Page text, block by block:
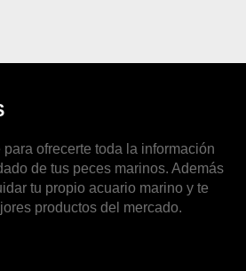
ofrecerte toda la información
de tus peces marinos. Además
tu propio acuario marino y te
productos del mercado.